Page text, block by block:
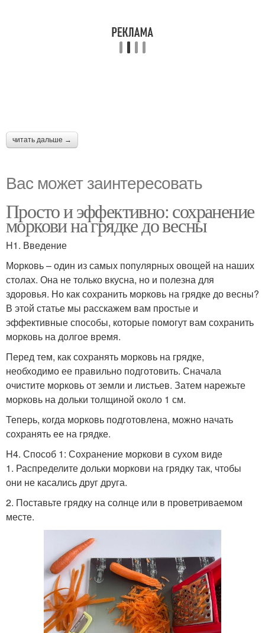
читать дальше →
Вас может заинтересовать
Просто и эффективно: сохранение
моркови на грядке до весны
H1. Введение
Морковь – один из самых популярных овощей на наших
столах. Она не только вкусна, но и полезна для
здоровья. Но как сохранить морковь на грядке до весны?
В этой статье мы расскажем вам простые и
эффективные способы, которые помогут вам сохранить
морковь на долгое время.
Перед тем, как сохранять морковь на грядке,
необходимо ее правильно подготовить. Сначала
очистите морковь от земли и листьев. Затем нарежьте
морковь на дольки толщиной около 1 см.
Теперь, когда морковь подготовлена, можно начать
сохранять ее на грядке.
H4. Способ 1: Сохранение моркови в сухом виде
1. Распределите дольки моркови на грядку так, чтобы
они не касались друг друга.
2. Поставьте грядку на солнце или в проветриваемом
месте.